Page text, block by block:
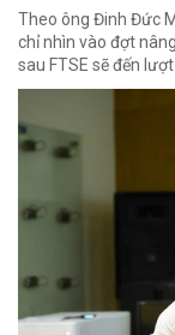
Theo ông Đinh Đức
chỉ nhìn vào đợt
sau FTSE sẽ đến lượt